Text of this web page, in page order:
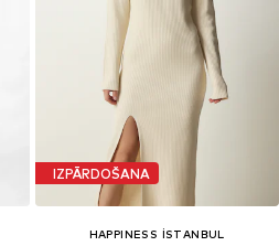
IZPĀRDOŠANA
HAPPINESS İSTANBUL